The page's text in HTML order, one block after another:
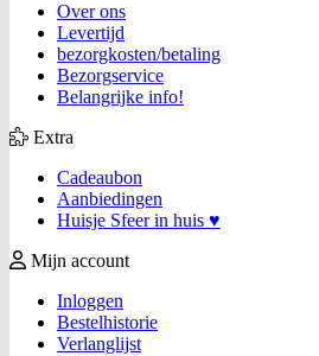
Over ons
Levertijd
bezorgkosten/betaling
Bezorgservice
Belangrijke info!
Extra
Cadeaubon
Aanbiedingen
Huisje Sfeer in huis ♥
Mijn account
Inloggen
Bestelhistorie
Verlanglijst